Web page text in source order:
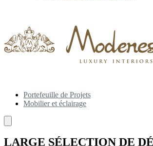
Portefeuille de Projets
Mobilier et éclairage
LARGE SÉLECTION DE